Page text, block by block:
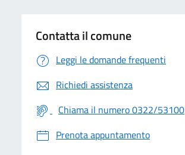
Contatta il comune
Leggi le domande frequenti
Richiedi assistenza
Chiama il numero 0322/53100
Prenota appuntamento